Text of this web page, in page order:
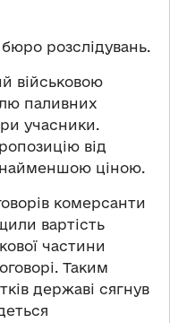
розслідувань.
військовою
паливних
учасники.
від
найменшою ціною.
комерсанти
вартість
частини
Таким
державі сягнув